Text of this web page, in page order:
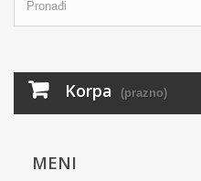
Korpa (prazno)
MENI